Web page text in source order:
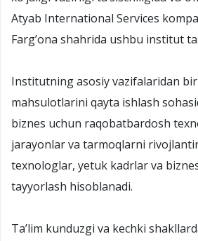
Atyab International Services
Farg’ona shahrida ushbu institut
Institutning asosiy vazifalaridan
mahsulotlarini qayta ishlash
biznes uchun raqobatbardosh
jarayonlar va tarmoqlarni
texnologlar, yetuk kadrlar va
tayyorlash hisoblanadi.
Ta’lim kunduzgi va kechki